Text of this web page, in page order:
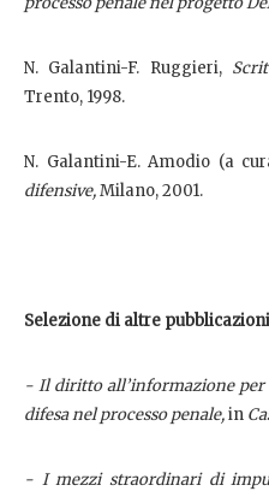
N. Galantini-F. Ruggieri,
Trento, 1998.
N. Galantini-E. Amodio (a
difensive,Milano, 2001.
Selezione di altre pubblicazioni
- Il diritto all’informazione
difesa nel processo penale,in
- I mezzi straordinari di